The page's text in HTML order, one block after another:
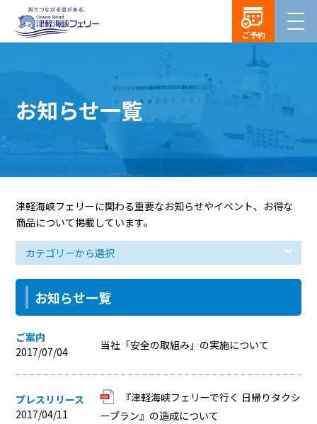
ご予約
お知らせ一覧
津軽海峡フェリーに関わる重要なお知らせやイベント、お得な
商品について掲載しています。
お知らせ一覧
ご案内
2017/07/04
当社「安全の取組み」の実施について
プレスリリース
2017/04/11
『津軽海峡フェリーで行く 日帰りタクシ
ープラン』の造成について